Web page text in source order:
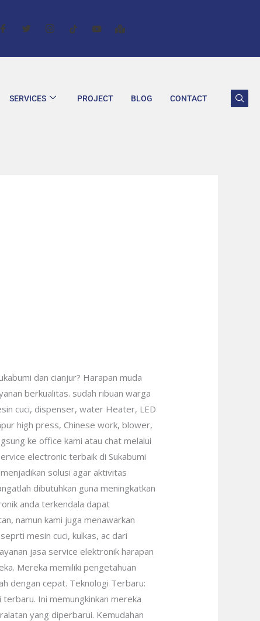
SERVICES PROJECT BLOG CONTACT
dan cianjur? Harapan muda
berkualitas. sudah ribuan warga
cuci, dispenser, water Heater, LED
high press, Chinese work, blower,
ke office kami atau chat melalui
electronic terbaik di Sukabumi
solusi agar aktivitas
dibutuhkan guna meningkatkan
anda terkendala dapat
namun kami juga menawarkan
mesin cuci, kulkas, ac dari
jasa service elektronik harapan
Mereka memiliki pengetahuan
dengan cepat. Teknologi Terbaru:
Ini memungkinkan mereka
yang diperbarui. Kemudahan